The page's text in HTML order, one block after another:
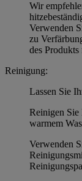
Wir
Verwenden
zu
des
Reinigung:
Lassen Sie
Reinigen Sie
warmem
Verwenden